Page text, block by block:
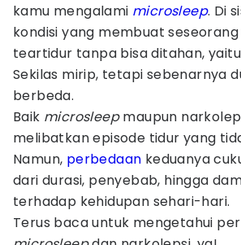
kamu mengalami microsleep. Di
kondisi yang membuat
teartidur tanpa bisa ditahan, yaitu
Sekilas mirip, tetapi sebenarnya
berbeda.
Baik microsleepmaupun
melibatkan episode tidur yang
Namun, perbedaan keduanya
dari durasi, penyebab, hingga
terhadap kehidupan sehari-hari.
Terus baca untuk mengetahui